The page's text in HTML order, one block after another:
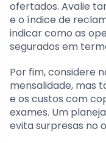
ofertados. Avalie
e o índice de
indicar como as
segurados em
Por fim, considere
mensalidade, mas
e os custos com
exames. Um
evita surpresas no